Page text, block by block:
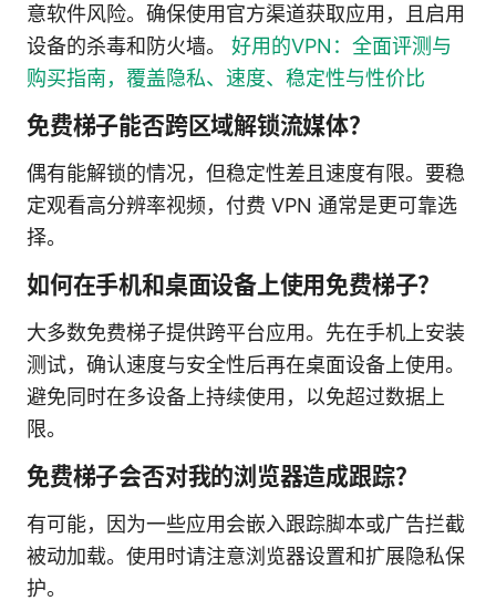
意软件风险。确保使用官方渠道获取应用，且启用
设备的杀毒和防火墙。 好用的VPN：全面评测与
购买指南，覆盖隐私、速度、稳定性与性价比
免费梯子能否跨区域解锁流媒体？
偶有能解锁的情况，但稳定性差且速度有限。要稳
定观看高分辨率视频，付费 VPN 通常是更可靠选
择。
如何在手机和桌面设备上使用免费梯子？
大多数免费梯子提供跨平台应用。先在手机上安装
测试，确认速度与安全性后再在桌面设备上使用。
避免同时在多设备上持续使用，以免超过数据上
限。
免费梯子会否对我的浏览器造成跟踪？
有可能，因为一些应用会嵌入跟踪脚本或广告拦截
被动加载。使用时请注意浏览器设置和扩展隐私保
护。